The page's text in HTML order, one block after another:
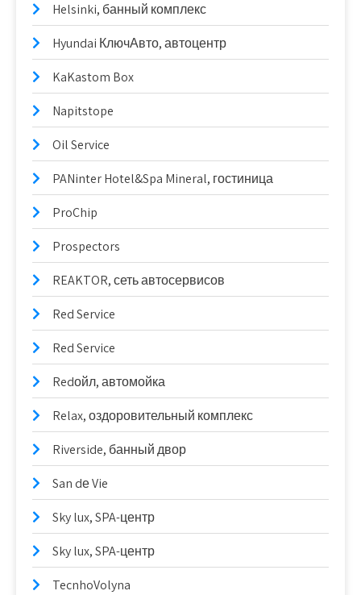
Helsinki, банный комплекс
Hyundai КлючАвто, автоцентр
KaKastom Box
Napitstope
Oil Service
PANinter Hotel&Spa Mineral, гостиница
ProChip
Prospectors
REAKTOR, сеть автосервисов
Red Service
Red Service
Redойл, автомойка
Relax, оздоровительный комплекс
Riverside, банный двор
San dе Vie
Sky lux, SPA-центр
Sky lux, SPA-центр
TecnhoVolyna